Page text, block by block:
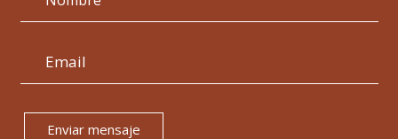
Enviar mensaje